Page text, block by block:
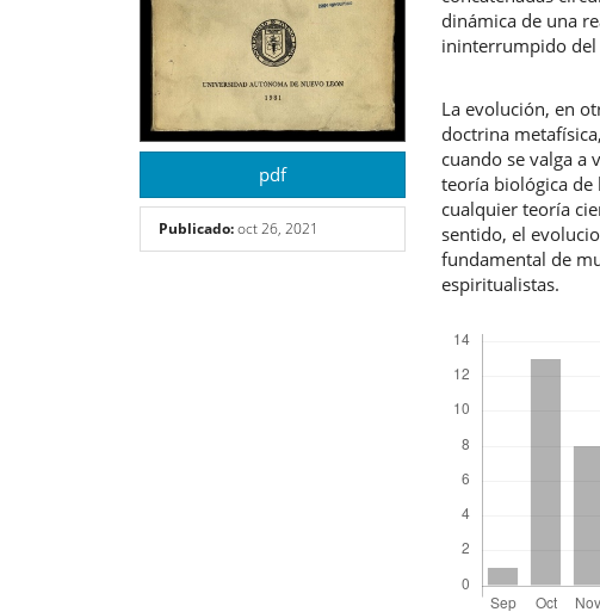
pdf
Publicado:oct 26, 2021
dinámica de una
ininterrumpido del
La evolución, en
doctrina
cuando se valga a
teoría biológica de
cualquier teoría
sentido, el
fundamental de
espiritualistas.